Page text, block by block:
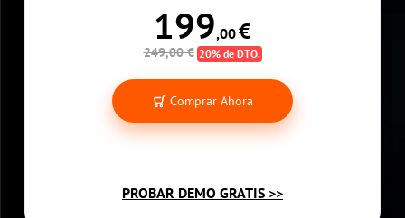
199,00€
249,00 € 20% de DTO.
Comprar Ahora
PROBAR DEMO GRATIS >>